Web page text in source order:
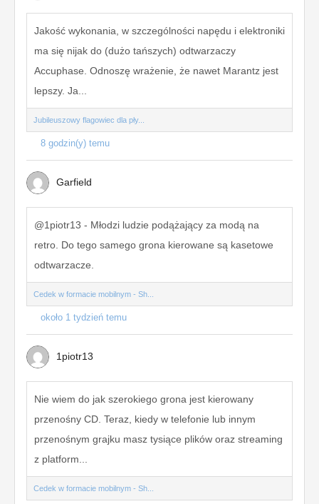
Jakość wykonania, w szczególności napędu i elektroniki
ma się nijak do (dużo tańszych) odtwarzaczy
Accuphase. Odnoszę wrażenie, że nawet Marantz jest
lepszy. Ja...
Jubileuszowy flagowiec dla pły...
8 godzin(y) temu
Garfield
@1piotr13 - Młodzi ludzie podążający za modą na
retro. Do tego samego grona kierowane są kasetowe
odtwarzacze.
Cedek w formacie mobilnym - Sh...
około 1 tydzień temu
1piotr13
Nie wiem do jak szerokiego grona jest kierowany
przenośny CD. Teraz, kiedy w telefonie lub innym
przenośnym grajku masz tysiące plików oraz streaming
z platform...
Cedek w formacie mobilnym - Sh...